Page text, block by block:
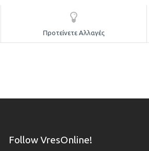
Προτείνετε Αλλαγές
Follow VresOnline!